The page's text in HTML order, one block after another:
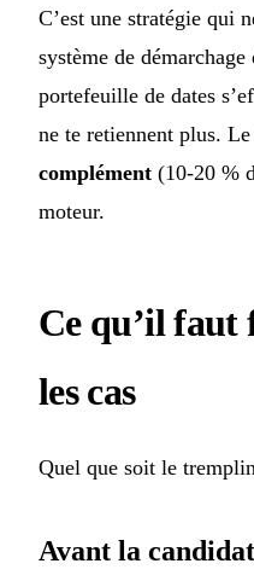
C’est une stratégie qui
système de
portefeuille de dates
ne te retiennent plus.
complément (10-20 %
moteur.
Ce qu’il faut
les cas
Quel que soit le
Avant la